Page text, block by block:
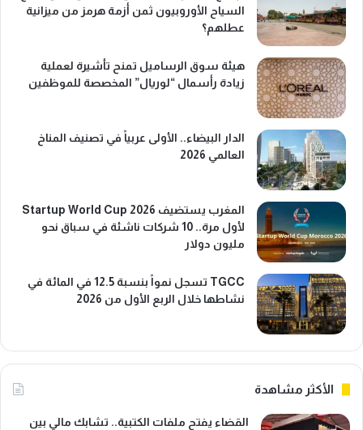
السياح الأوروبيون ثمن أزمة هرمز من ميزانية
عطلهم؟
هيئة سوق الرساميل تمنح تأشيرة لعملية
زيادة رأسمال “لوريال” المخصصة للموظفين
الدار البيضاء.. الأولى عربياً في تصنيف المناخ
العالمي 2026
المغرب يستضيف Startup World Cup 2026
لأول مرة.. 10 شركات ناشئة في سباق نحو
مليون دولار
TGCC تسجل نمواً بنسبة 12.5 في المائة في
نشاطها خلال الربع الأول من 2026
الأكثر مشاهدة
القضاء يفتح ملفات الكتبية.. تشابك مالي بين